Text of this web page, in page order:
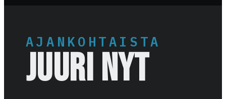
AJANKOHTAISTA
JUURI NYT